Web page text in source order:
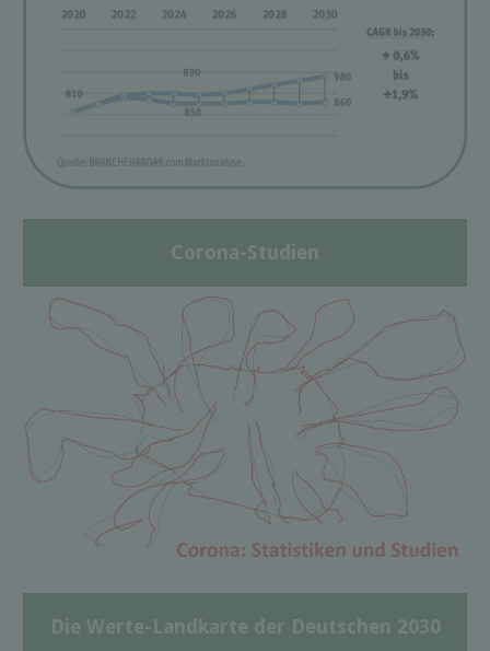
Corona-Studien
Die Werte-Landkarte der Deutschen 2030